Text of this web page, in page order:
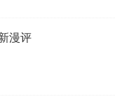
漫评